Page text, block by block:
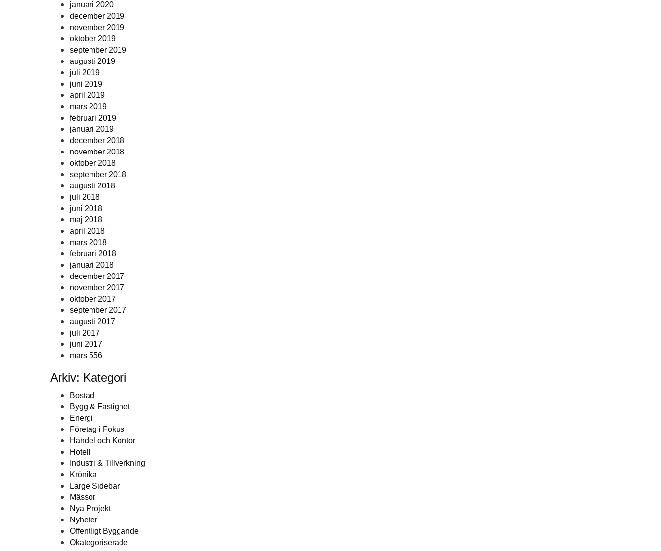
januari 2020
december 2019
november 2019
oktober 2019
september 2019
augusti 2019
juli 2019
juni 2019
april 2019
mars 2019
februari 2019
januari 2019
december 2018
november 2018
oktober 2018
september 2018
augusti 2018
juli 2018
juni 2018
maj 2018
april 2018
mars 2018
februari 2018
januari 2018
december 2017
november 2017
oktober 2017
september 2017
augusti 2017
juli 2017
juni 2017
mars 556
Arkiv: Kategori
Bostad
Bygg & Fastighet
Energi
Företag i Fokus
Handel och Kontor
Hotell
Industri & Tillverkning
Krönika
Large Sidebar
Mässor
Nya Projekt
Nyheter
Offentligt Byggande
Okategoriserade